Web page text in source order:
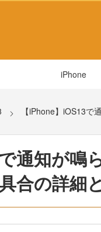
iPhone
【iPhone】iOS13で
通知が鳴
合の詳細